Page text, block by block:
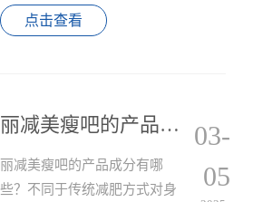
费、设备费、广告费、人员工
资等。
点击查看
丽减美瘦吧的产品成分有哪些？
丽减美瘦吧的产品成分有哪
些？不同于传统减肥方式对身
03-
05